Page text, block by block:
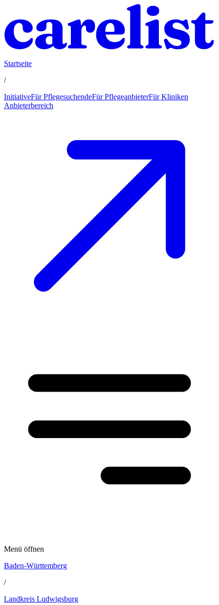
Startseite
/
InitiativeFür PflegesuchendeFür PflegeanbieterFür Kliniken
Anbieterbereich
Menü öffnen
Baden-Württemberg
/
Landkreis Ludwigsburg